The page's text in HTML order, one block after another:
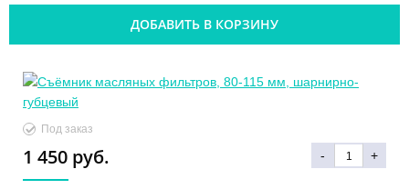
ДОБАВИТЬ В КОРЗИНУ
Под заказ
1 450 руб. - +